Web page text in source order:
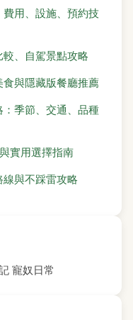
用、設施、預約技
、自駕景點攻略
與隱藏版餐廳推薦
季節、交通、品種
實用選擇指南
與不踩雷攻略
寵奴日常